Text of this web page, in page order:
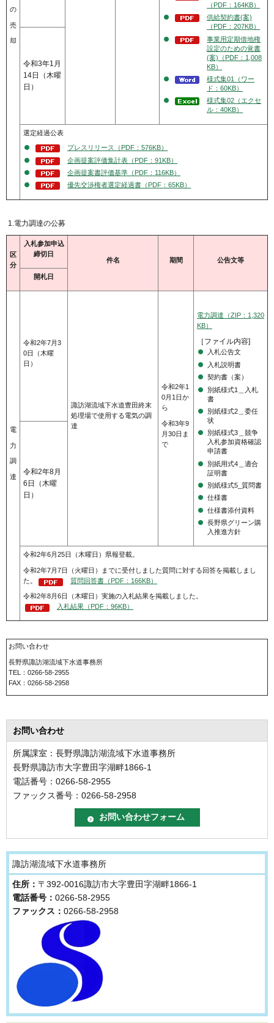
の
売
却
（PDF：164KB）
供給契約書(案)
（PDF：207KB）
事業用定期借地権
設定のための覚書
(案)（PDF：1,008
KB）
様式集01（ワー
ド：60KB）
様式集02（エクセ
ル：40KB）
令和3年1月
14日（木曜
日）
選定経過公表
プレスリリース（PDF：576KB）
企画提案評価集計表（PDF：91KB）
企画提案書評価基準（PDF：116KB）
優先交渉権者選定経過書（PDF：65KB）
1.電力調達の公募
区
分
入札参加申込
締切日
件名
期間 公告文等
開札日
電
力
調
達
令和2年7月3
0日（木曜
日）
諏訪湖流域下水道豊田終末
処理場で使用する電気の調
達
令和2年1
0月1日か
ら
令和3年9
月30日ま
で
電力調達（ZIP：1,320
KB）
［ファイル内容]
入札公告文
入札説明書
契約書（案）
別紙様式1＿入札
書
別紙様式2＿委任
状
別紙様式3＿競争
入札参加資格確認
申請書
別紙用式4＿適合
証明書
別紙様式5_質問書
仕様書
仕様書添付資料
長野県グリーン購
入推進方針
令和2年8月
6日（木曜
日）
令和2年6月25日（木曜日）県報登載。
令和2年7月7日（火曜日）までに受付しました質問に対する回答を掲載しまし
た。
質問回答書（PDF：166KB）
令和2年8月6日（木曜日）実施の入札結果を掲載しました。
入札結果（PDF：96KB）
お問い合わせ
長野県諏訪湖流域下水道事務所
TEL：0266-58-2955
FAX：0266-58-2958
お問い合わせ
所属課室：長野県諏訪湖流域下水道事務所
長野県諏訪市大字豊田字湖畔1866-1
電話番号：0266-58-2955
ファックス番号：0266-58-2958
諏訪湖流域下水道事務所
住所： 〒392-0016諏訪市大字豊田字湖畔1866-1
電話番号： 0266-58-2955
ファックス： 0266-58-2958